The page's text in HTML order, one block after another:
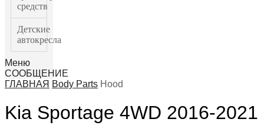
средств
Детские
автокресла
Меню
СООБЩЕНИЕ
ГЛАВНАЯ Body Parts Hood
Kia Sportage 4WD 2016-2021